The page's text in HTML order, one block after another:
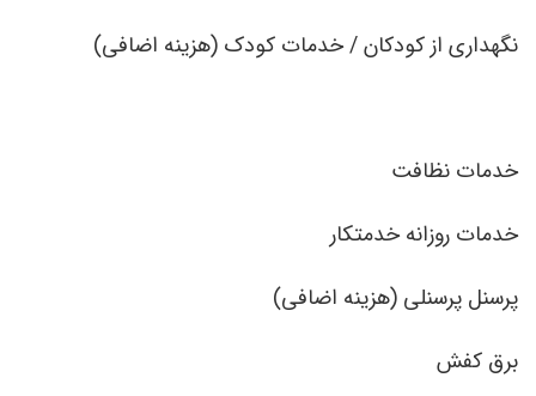
نگهداری از کودکان / خدمات کودک (هزینه اضافی)
خدمات نظافت
خدمات روزانه خدمتکار
پرسنل پرسنلی (هزینه اضافی)
برق کفش